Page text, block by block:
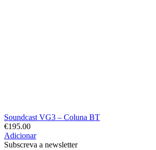
Soundcast VG3 – Coluna BT
€195.00
Adicionar
Subscreva a newsletter